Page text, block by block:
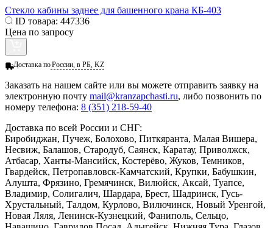
Стекло кабины заднее для башенного крана КБ-403
ID товара: 447336
Цена по запросу
Доставка поРоссии, в РБ, KZ
Заказать на нашем сайте или вы можете отправить заявку на
электронную почту mail@kranzapchasti.ru, либо позвонить по
номеру телефона: 8 (351) 218-59-40
Доставка по всей России и СНГ:
Биробиджан, Пучеж, Болохово, Питкяранта, Малая Вишера,
Несвиж, Балашов, Стародуб, Саянск, Каратау, Приволжск,
Атбасар, Ханты-Мансийск, Костерёво, Жуков, Темников,
Гвардейск, Петропавловск-Камчатский, Крупки, Бабушкин,
Алушта, Фрязино, Гремячинск, Вилюйск, Аксай, Туапсе,
Владимир, Солигалич, Шардара, Брест, Шадринск, Гусь-
Хрустальный, Талдом, Курлово, Вилючинск, Новый Уренгой,
Новая Ляля, Ленинск-Кузнецкий, Фаниполь, Сельцо,